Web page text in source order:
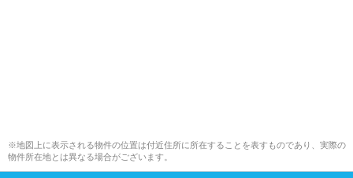
※地図上に表示される物件の位置は付近住所に所在することを表すものであり、実際の
物件所在地とは異なる場合がございます。